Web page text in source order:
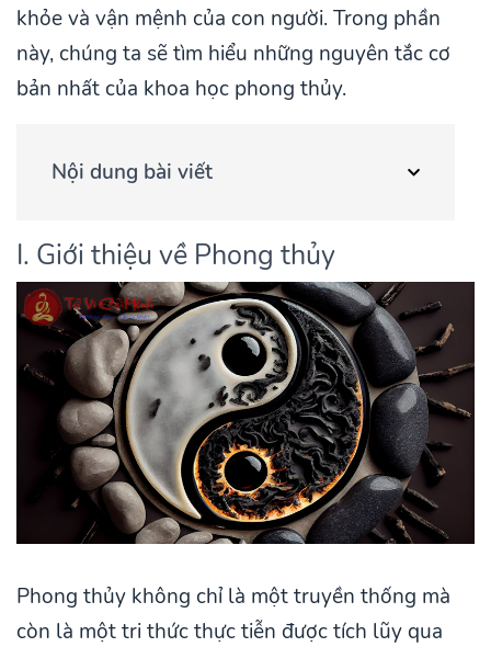
khỏe và vận mệnh của con người. Trong phần
này, chúng ta sẽ tìm hiểu những nguyên tắc cơ
bản nhất của khoa học phong thủy.
Nội dung bài viết
I. Giới thiệu về Phong thủy
Phong thủy không chỉ là một truyền thống mà
còn là một tri thức thực tiễn được tích lũy qua